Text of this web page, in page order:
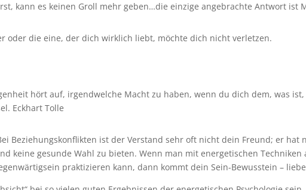
kann es keinen Groll mehr geben…die einzige angebrachte Antwort ist
oder die eine, der dich wirklich liebt, möchte dich nicht verletzen.
hört auf, irgendwelche Macht zu haben, wenn du dich dem, was
Eckhart Tolle
Beziehungskonflikten ist der Verstand sehr oft nicht dein Freund; er hat
keine gesunde Wahl zu bieten. Wenn man mit energetischen
praktizieren kann, dann kommt dein Sein-Bewusstein –